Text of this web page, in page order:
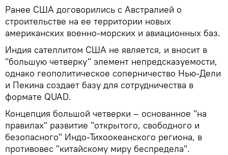
Ранее США договорились с Австралией о
строительстве на ее территории новых
американских военно-морских и авиационных баз.
Индия сателлитом США не является, и вносит в
"большую четверку" элемент непредсказуемости,
однако геополитическое соперничество Нью-Дели
и Пекина создает базу для сотрудничества в
формате QUAD.
Концепция большой четверки – основанное "на
правилах" развитие "открытого, свободного и
безопасного" Индо-Тихоокеанского региона, в
противовес "китайскому миру беспредела".